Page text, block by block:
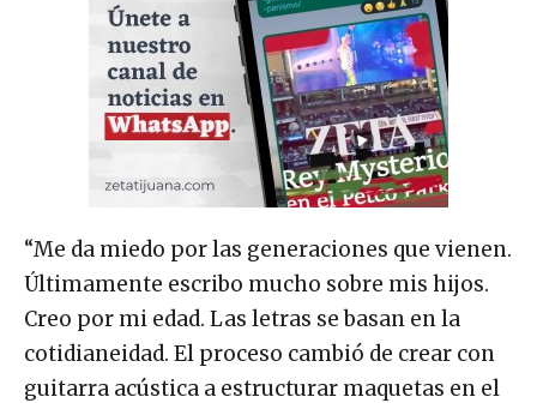
“Me da miedo por las generaciones que vienen.
Últimamente escribo mucho sobre mis hijos.
Creo por mi edad. Las letras se basan en la
cotidianeidad. El proceso cambió de crear con
guitarra acústica a estructurar maquetas en el